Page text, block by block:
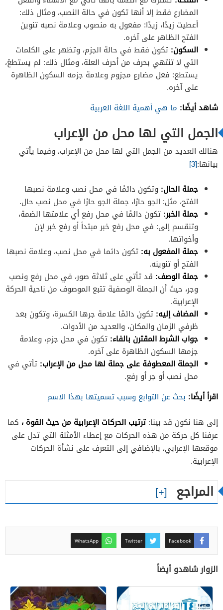
المضارع فقط إلا أنها تكون في حالة النصب، ومثال ذلك:
أعطيت زيدًا، زيدًا: مفعول به منصوب وعلامة نصبه تنوين
الفتح الظاهر على آخره.
السكون: تكون فقط في حالة الجزم، وتظهر على الكلمات
التي لا تنتهي بحرف من أحرف العلة، ومثال ذلك: لم يستطعْ،
يستطع: فعل مضارع مجزوم وعلامة جزمه السكون الظاهرة
على آخره.
شاهد أيضًا: ما هي أهمية اللغة العربية
الجمل التي لها محل من الإعراب
هنالك العديد من الجمل التي لها محل من الإعراب، وفيما يأتي
بيانها:[3]
جملة الحال: وتكون دائمًا في محل نصب وعلامة نصبها
الفتح، مثل: الجو حارًا، جملة الجو حارًا في محل نصب حال.
جملة الخبر: تكون دائمًا في محل رفع أي علامتها الضمة،
وتنقسم إلى: في محل رفع خبر مبتدأ أو رفع خبر لإن
وأخواتها.
جملة المفعول به: تكون دائما في محل نصب، وعلامة نصبها
الفتح أو تنوينه.
جملة الوصف: قد تأتي على ثلاثة صور، في محل رفع ونصب
وجر، حيث أن الجملة الوصفية تتبع الموصوف من ناحية الحركة
الإعرابية.
المضاف إليه: تكون دائمًا علامة جرها الكسرة، وتكون بعد
ظرفي الزمان والمكان، والعديد من الأدوات.
جواب الشرط المقترن بالفاء: تكون في محل جزم، وعلامة
جزمها السكون الظاهرة على آخره.
الجملة المعطوفة على جملة لها محل من الإعراب: تأتي في
محل نصب أو جر أو رفع.
اقرأ أيضًا: بحث عن التوابع وسبب تسميتها بهذا الاسم
إلى هنا نكون قد بينا:ترتيب الحركات الإعرابية من حيث القوة ، كما
عرفنا كل حركة من هذه الحركات مع إعطاء الأمثلة التي تدل على
موقعها الإعرابي، بالإضافي إلى التعرف على نشأة الحركات
الإعرابية.
المراجع
Facebook
Twitter
WhatsApp
الزوار شاهدو أيضاً